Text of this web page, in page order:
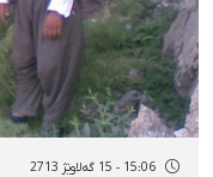
15:06 - 15 گەلاوێژ 2713